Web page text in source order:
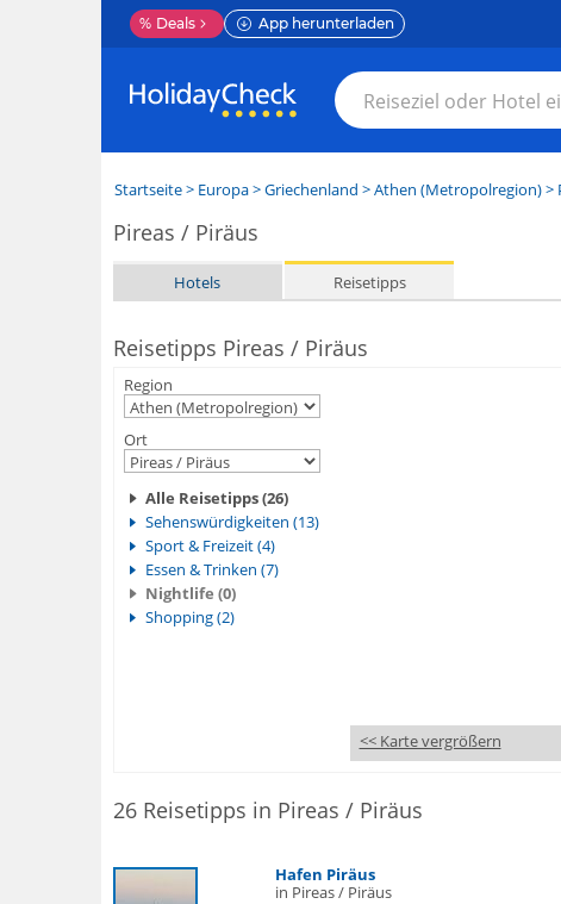
% Deals App herunterladen
Startseite> Europa>Griechenland >Athen (Metropolregion)>
Pireas / Piräus
Hotels Reisetipps
Reisetipps Pireas / Piräus
Region
Ort
Alle Reisetipps (26)
Sehenswürdigkeiten (13)
Sport & Freizeit (4)
Essen & Trinken (7)
Nightlife (0)
Shopping (2)
<< Karte vergrößern
26 Reisetipps in Pireas / Piräus
Hafen Piräus
in Pireas / Piräus